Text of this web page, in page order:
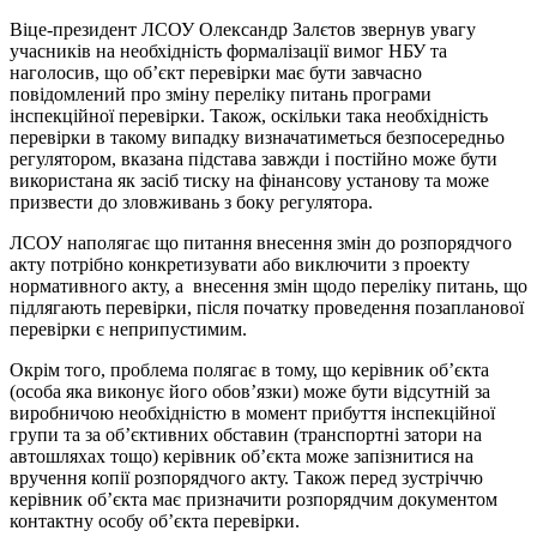
Віце-президент ЛСОУ Олександр Залєтов звернув увагу
учасників на необхідність формалізації вимог НБУ та
наголосив, що об’єкт перевірки має бути завчасно
повідомлений про зміну переліку питань програми
інспекційної перевірки. Також, оскільки така необхідність
перевірки в такому випадку визначатиметься безпосередньо
регулятором, вказана підстава завжди і постійно може бути
використана як засіб тиску на фінансову установу та може
призвести до зловживань з боку регулятора.
ЛСОУ наполягає що питання внесення змін до розпорядчого
акту потрібно конкретизувати або виключити з проекту
нормативного акту, а внесення змін щодо переліку питань, що
підлягають перевірки, після початку проведення позапланової
перевірки є неприпустимим.
Окрім того, проблема полягає в тому, що керівник об’єкта
(особа яка виконує його обов’язки) може бути відсутній за
виробничою необхідністю в момент прибуття інспекційної
групи та за об’єктивних обставин (транспортні затори на
автошляхах тощо) керівник об’єкта може запізнитися на
вручення копії розпорядчого акту. Також перед зустріччю
керівник об’єкта має призначити розпорядчим документом
контактну особу об’єкта перевірки.